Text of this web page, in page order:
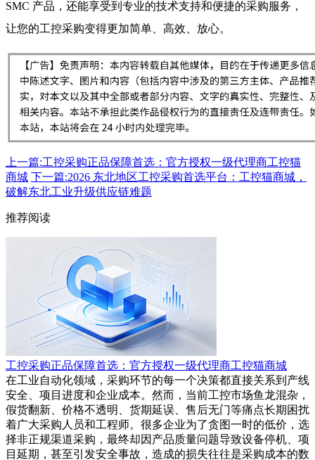
SMC 产品，还能享受到专业的技术支持和便捷的采购服务，
让您的工控采购变得更加简单、高效、放心。
上一篇:工控采购正品保障首选：官方授权一级代理商工控猫
商城 下一篇:2026 东北地区工控采购首选平台：工控猫商城，
破解东北工业升级供应链难题
推荐阅读
工控采购正品保障首选：官方授权一级代理商工控猫商城
在工业自动化领域，采购环节的每一个决策都直接关系到产线
安全、项目进度和企业成本。然而，当前工控市场鱼龙混杂，
假货翻新、价格不透明、货期延误、售后无门等痛点长期困扰
着广大采购人员和工程师。很多企业为了贪图一时的低价，选
择非正规渠道采购，最终却因产品质量问题导致设备停机、项
目延期，甚至引发安全事故，造成的损失往往是采购成本的数